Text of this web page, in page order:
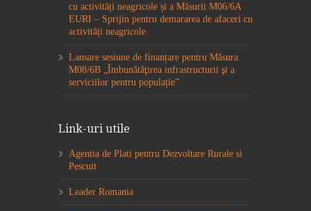
cu activități neagricole și a Măsurii M06/6A
EURI – Sprijin pentru demararea de afaceri cu
activități neagricole
Lansare sesiune de finanțare pentru Măsura
M08/6B „Îmbunătăţirea infrastructurii şi a
serviciilor pentru populație”
Link-uri utile
Agentia de Plati pentru Dezvoltare Rurale si
Pescuit
Leader Romania